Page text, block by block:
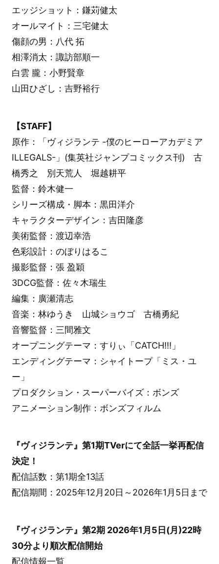
エッジショット：鎌苅健太
オールマイト：三宅健太
傷顔の男：八代 拓
相澤消太：諏訪部順一
白雲 朧：小野賢章
山田ひざし：吉野裕行
【STAFF】
原作：「ヴィジランテ -僕のヒーローアカデミア
ILLEGALS-」(集英社ジャンプコミックス刊) 古
橋秀之 別天荒人 堀越耕平
監督：鈴木健一
シリーズ構成・脚本：黒田洋介
キャラクターデザイン：吉田隆彦
美術監督：渡辺幸浩
色彩設計：のぼりはるこ
撮影監督：張 盈穎
3DCG監督：佐々木瑞生
編集：廣瀬清志
音楽：林ゆうき 山城ショウゴ 古橋勇紀
音響監督：三間雅文
オープニングテーマ：すりぃ「CATCH!!!」
エンディングテーマ：シャイトープ「ミス・ユ
ー」
プロダクション・スーパーバイズ：ボンズ
アニメーション制作：ボンズフィルム
『ヴィジランテ』第1期TVerにて全話一挙再配信
決定！
配信話数：第1期全13話
配信期間：2025年12月20日～2026年1月5日まで
『ヴィジランテ』第2期 2026年1月5日(月)22時
30分より順次配信開始
配信情報一覧